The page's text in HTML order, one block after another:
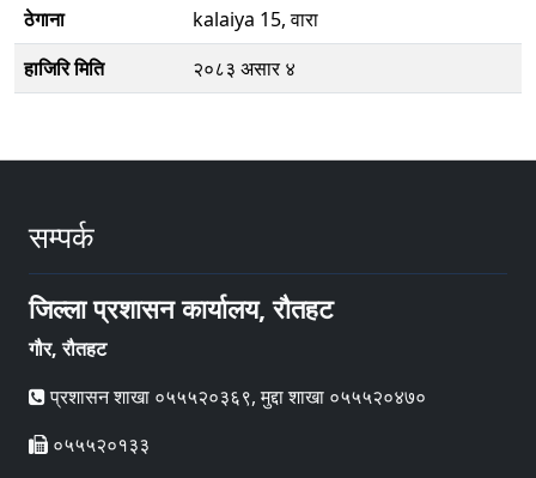
ठेगाना
kalaiya 15, वारा
हाजिरि मिति
२०८३ असार ४
सम्पर्क
जिल्ला प्रशासन कार्यालय, रौतहट
गौर, रौतहट
प्रशासन शाखा ०५५५२०३६९, मुद्दा शाखा ०५५५२०४७०
०५५५२०१३३